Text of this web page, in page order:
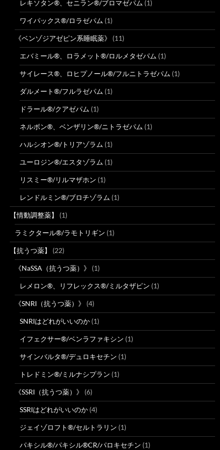
レキソタン®、セニラン®/ブロマゼパム (1)
ワイパックス®/ロラゼパム (1)
《ベンゾジアゼピン系睡眠薬》 (11)
エバミール®、ロラメット®/ロルメタゼパム (1)
サイレース®、ロヒプノール®/フルニトラゼパム (1)
ダルメート®/フルラゼパム (1)
ドラール®/クアゼパム (1)
ネルボン®、ベンザリン®/ニトラゼパム (1)
ハルシオン®/トリアゾラム (1)
ユーロジン®/エスタゾラム (1)
リスミー®/リルマザホン (1)
レンドルミン®/ブロチゾラム (1)
【情動調整薬】 (1)
ラミクタール®/ラモトリギン (1)
【抗うつ薬】 (22)
《NaSSA（抗うつ薬）》 (1)
レメロン®、リフレックス®/ミルタザピン (1)
《SNRI（抗うつ薬）》 (4)
SNRIはどれがいいのか (1)
イフェクサー®/ベンラファキシン (1)
サインバルタ®/デュロキセチン (1)
トレドミン®/ミルナシプラン (1)
《SSRI（抗うつ薬）》 (6)
SSRIはどれがいいのか (4)
ジェイゾロフト®/セルトラリン (1)
パキシル®/パキシル®CR/パロキセチン (1)